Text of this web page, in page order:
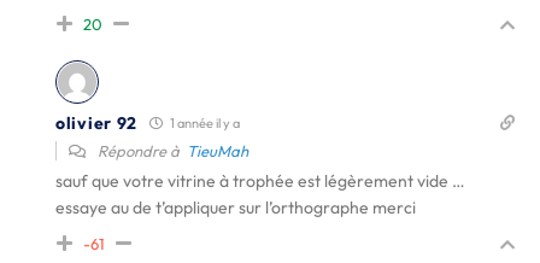
20
olivier 92 1 année il y a
Répondre à TieuMah
sauf que votre vitrine à trophée est légèrement vide …
essaye au de t’appliquer sur l’orthographe merci
-61